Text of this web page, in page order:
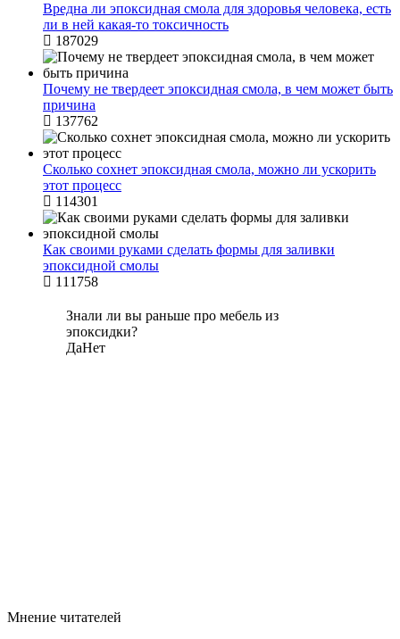
Вредна ли эпоксидная смола для здоровья человека, есть
ли в ней какая-то токсичность
187029
Почему не твердеет эпоксидная смола, в чем может быть
причина
137762
Сколько сохнет эпоксидная смола, можно ли ускорить
этот процесс
114301
Как своими руками сделать формы для заливки
эпоксидной смолы
111758
Знали ли вы раньше про мебель из
эпоксидки?
ДаНет
Мнение читателей